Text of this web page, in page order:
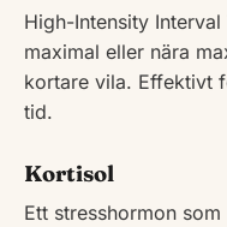
High-Intensity
maximal eller nära
kortare vila. Effektivt
tid.
Kortisol
Ett stresshormon